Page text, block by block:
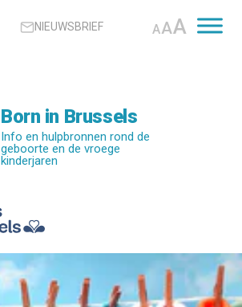
NIEUWSBRIEF AAA
Born in Brussels
Info en hulpbronnen rond de
geboorte en de vroege
kinderjaren